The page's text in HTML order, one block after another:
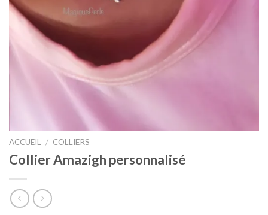
ACCUEIL / COLLIERS
Collier Amazigh personnalisé